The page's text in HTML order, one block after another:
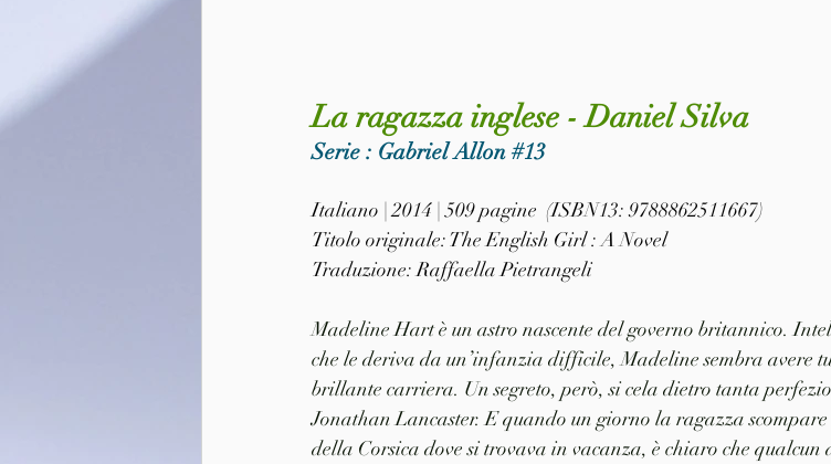
La ragazza inglese - Daniel Silva
Serie : Gabriel Allon #13
Italiano | 2014 | 509 pagine  (ISBN13: 9788862511667)
Titolo originale: The English Girl : A Novel
Traduzione: Raffaella Pietrangeli
Madeline Hart è un astro nascente del governo britannico.
che le deriva da un’infanzia difficile, Madeline sembra avere
brillante carriera. Un segreto, però, si cela dietro tanta
Jonathan Lancaster. E quando un giorno la ragazza
della Corsica dove si trovava in vacanza, è chiaro che qualcun